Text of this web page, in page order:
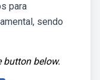
para
sendo
button below.